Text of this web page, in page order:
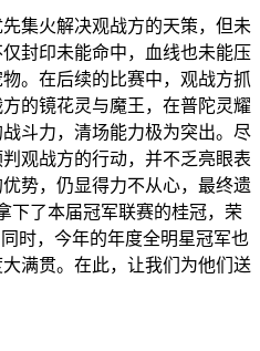
集火解决观战方的天策，但未
封印未能命中，血线也未能压
。在后续的比赛中，观战方抓
的镜花灵与魔王，在普陀灵耀
斗力，清场能力极为突出。尽
观战方的行动，并不乏亮眼表
势，仍显得力不从心，最终遗
下了本届冠军联赛的桂冠，荣
时，今年的年度全明星冠军也
满贯。在此，让我们为他们送